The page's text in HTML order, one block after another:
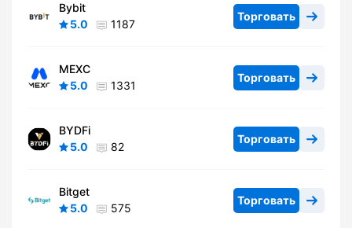
Bybit
5.0
1187
Торговать
MEXC
5.0
1331
Торговать
BYDFi
5.0
82
Торговать
Bitget
5.0
575
Торговать